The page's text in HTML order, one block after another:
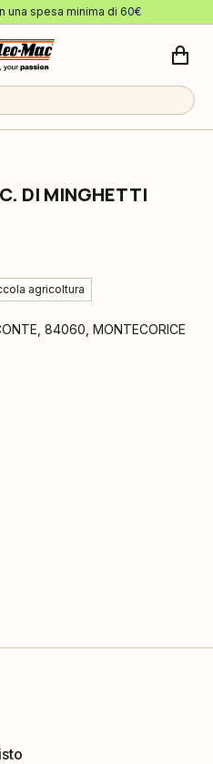
una spesa minima di 60€
DI MINGHETTI
agricoltura
84060 MONTECORICE